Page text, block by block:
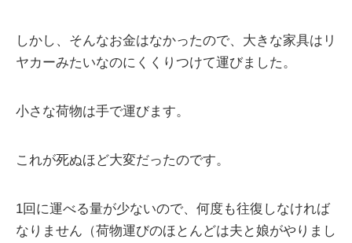
しかし、そんなお金はなかったので、大きな家具はリ
ヤカーみたいなのにくくりつけて運びました。
小さな荷物は手で運びます。
これが死ぬほど大変だったのです。
1回に運べる量が少ないので、何度も往復しなければ
なりません（荷物運びのほとんどは夫と娘がやりまし